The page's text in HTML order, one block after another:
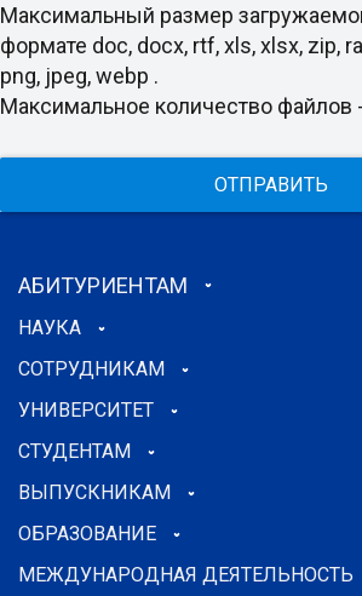
Максимальный размер
формате doc, docx, rtf, xls, xlsx, zip,
png, jpeg, webp .
Максимальное количество файлов
ОТПРАВИТЬ
АБИТУРИЕНТАМ
НАУКА
СОТРУДНИКАМ
УНИВЕРСИТЕТ
СТУДЕНТАМ
ВЫПУСКНИКАМ
ОБРАЗОВАНИЕ
МЕЖДУНАРОДНАЯ ДЕЯТЕЛЬНОСТЬ